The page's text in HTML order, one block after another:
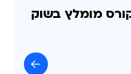
קורס מומלץ בשוק